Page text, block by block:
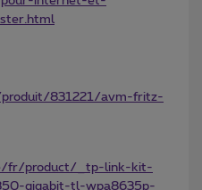
831221/avm-fritz-
fr/product/_tp-link-kit-
gigabit-tl-wpa8635p-